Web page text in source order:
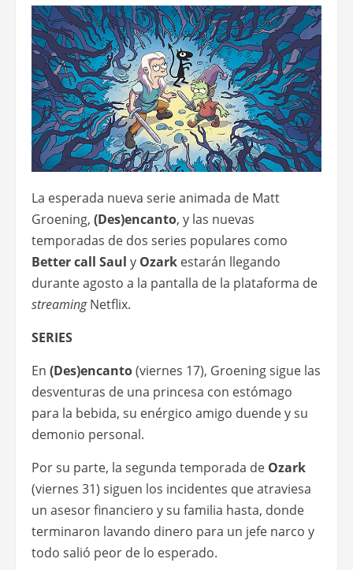
La esperada nueva serie animada de Matt
Groening, (Des)encanto, y las nuevas
temporadas de dos series populares como
Better call Saul y Ozark estarán llegando
durante agosto a la pantalla de la plataforma de
streamingNetflix.
SERIES
En (Des)encanto(viernes 17), Groening sigue las
desventuras de una princesa con estómago
para la bebida, su enérgico amigo duende y su
demonio personal.
Por su parte, la segunda temporada de Ozark
(viernes 31) siguen los incidentes que atraviesa
un asesor financiero y su familia hasta, donde
terminaron lavando dinero para un jefe narco y
todo salió peor de lo esperado.